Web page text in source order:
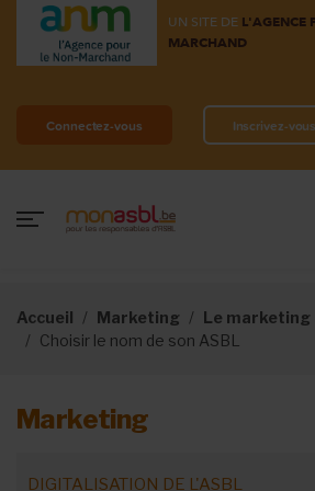
UN SITE DE L'AGENCE
MARCHAND
Connectez-vous Inscrivez-vous
Accueil Marketing
Le
Choisir le nom de son ASBL
Marketing
DIGITALISATION DE L'ASBL